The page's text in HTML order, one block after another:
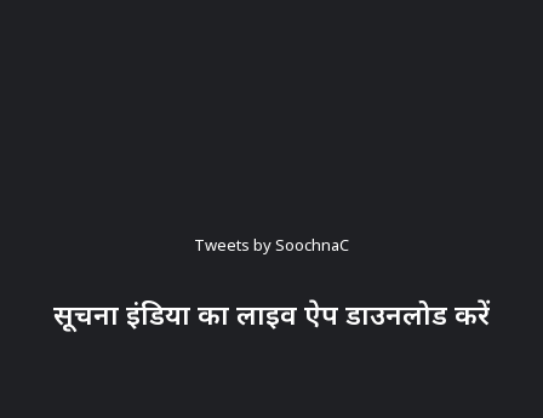
Tweets by SoochnaC
सूचना इंडिया का लाइव ऐप डाउनलोड करें